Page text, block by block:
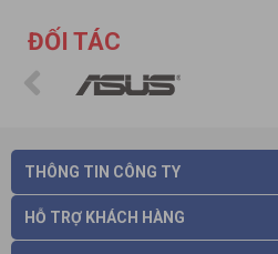
Công dụng của lò vi sóng (Lò viba)
ĐỐI TÁC
THÔNG TIN CÔNG TY
HỖ TRỢ KHÁCH HÀNG